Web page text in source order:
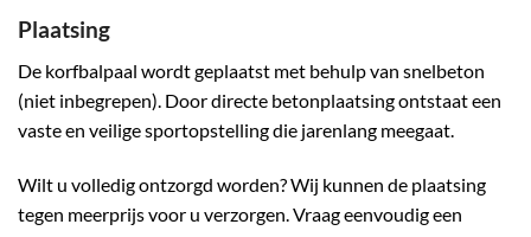
Plaatsing
De korfbalpaal wordt geplaatst met behulp van snelbeton
(niet inbegrepen). Door directe betonplaatsing ontstaat een
vaste en veilige sportopstelling die jarenlang meegaat.
Wilt u volledig ontzorgd worden? Wij kunnen de plaatsing
tegen meerprijs voor u verzorgen. Vraag eenvoudig een